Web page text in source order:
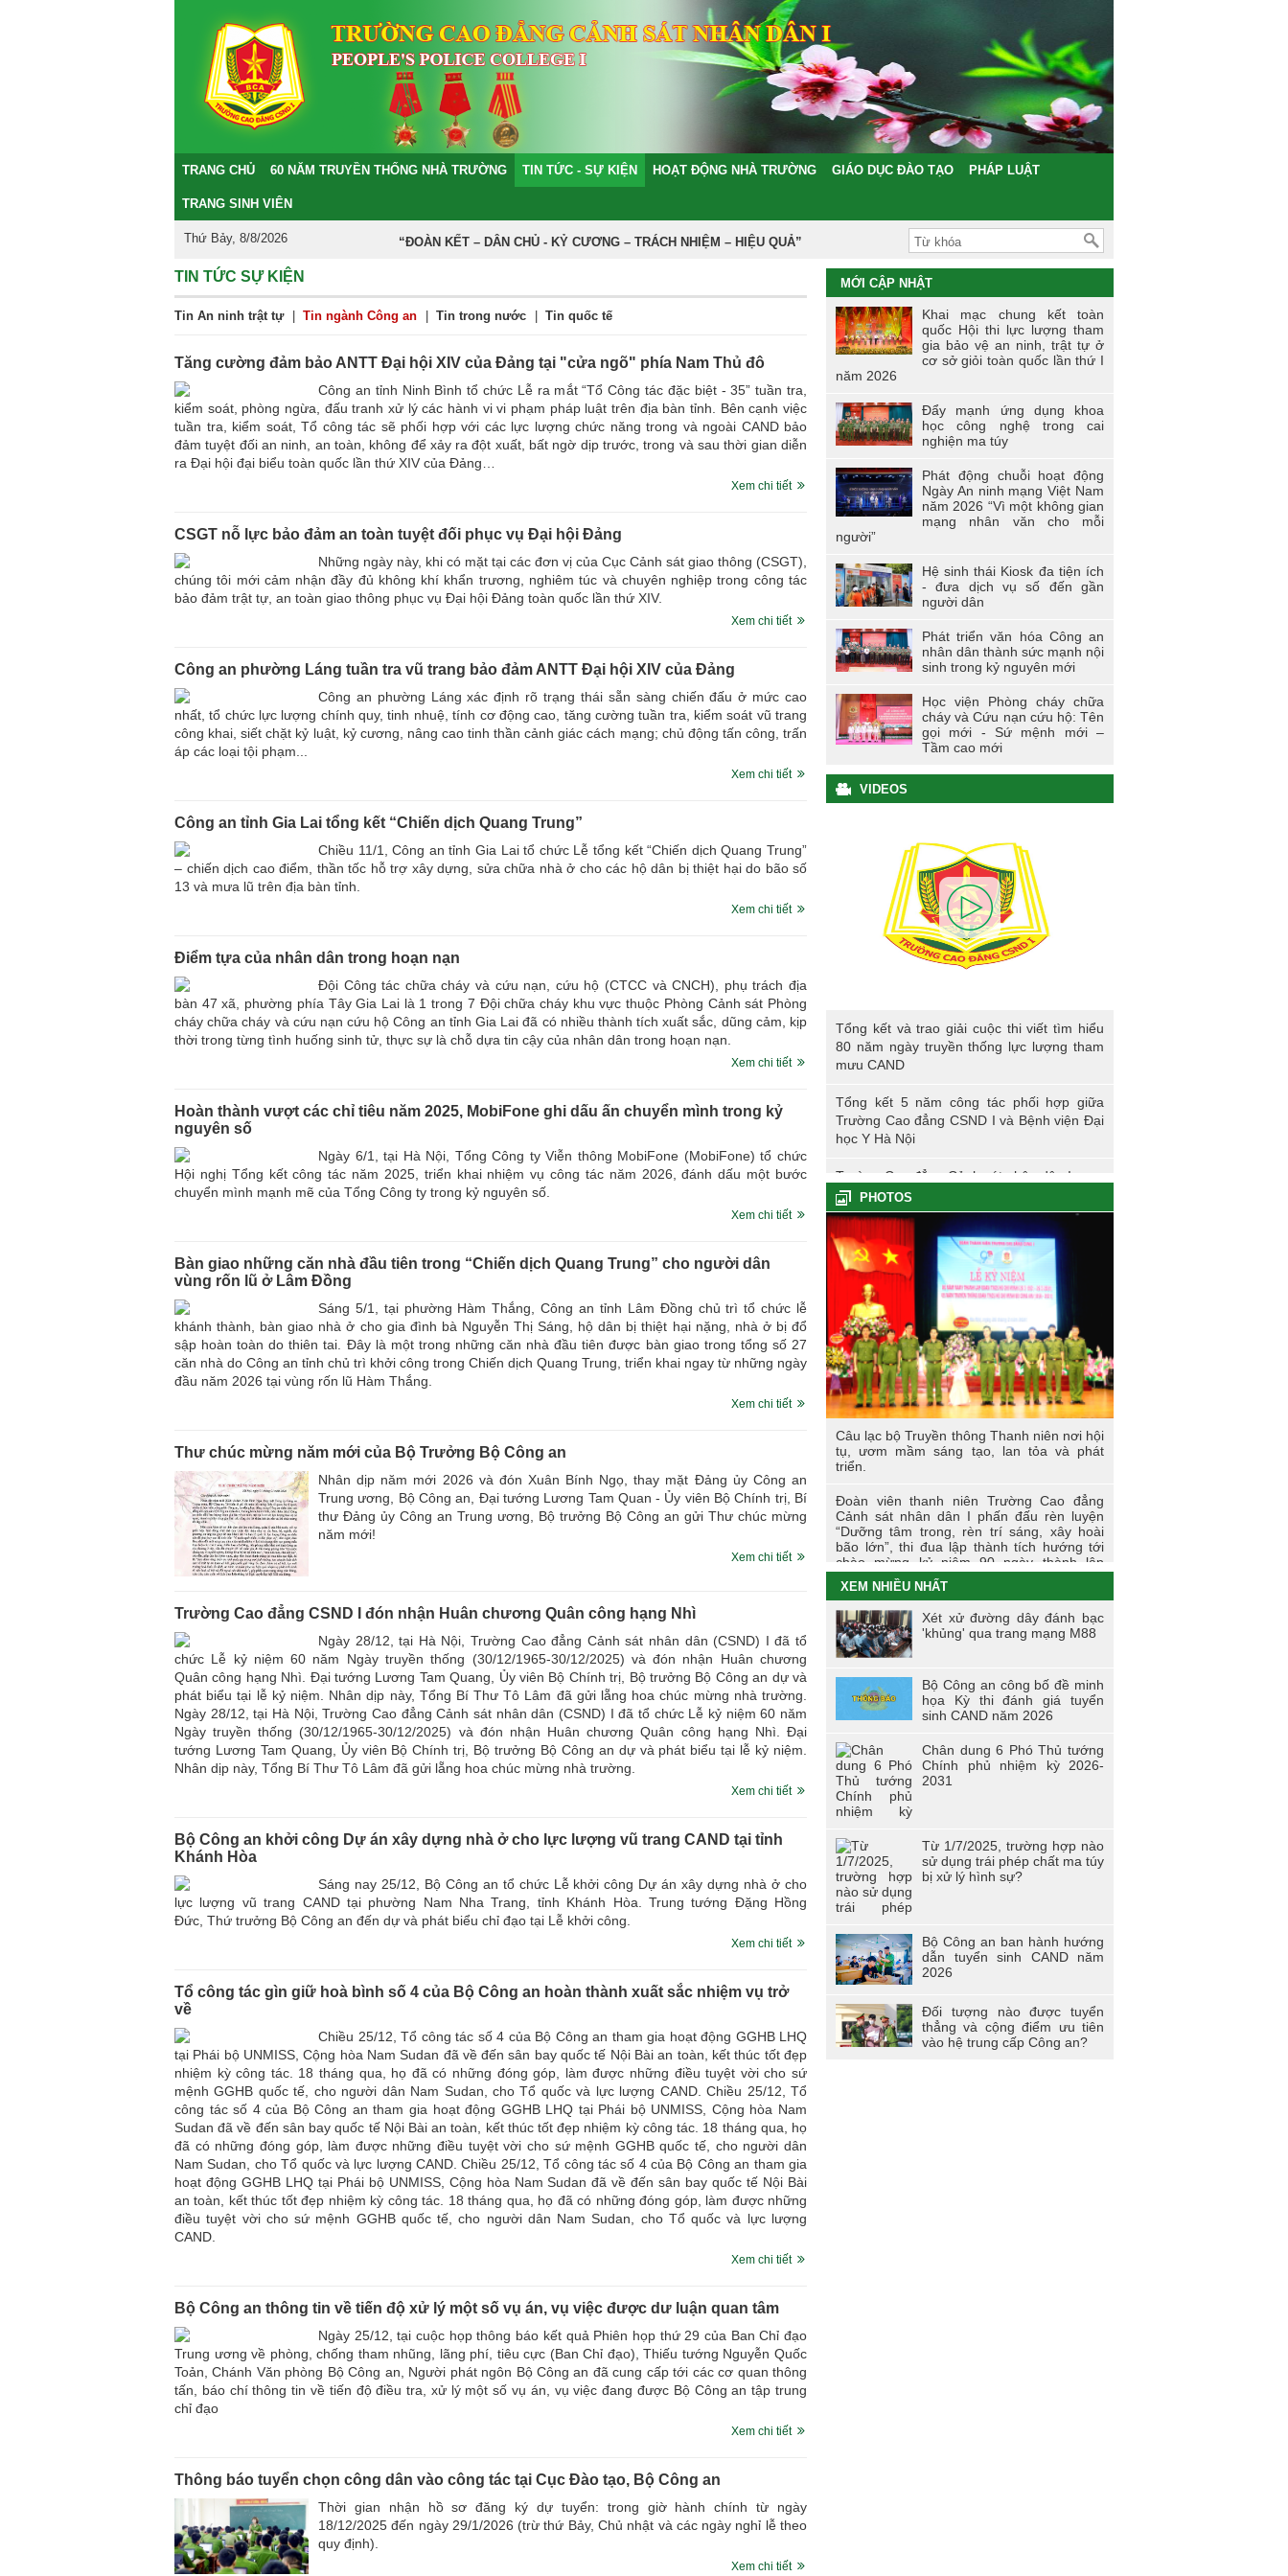
TRANG CHỦ 60 NĂM TRUYỀN THỐNG NHÀ TRƯỜNG TIN TỨC - SỰ KIỆN HOẠT ĐỘNG NHÀ TRƯỜNG GIÁO DỤC ĐÀO TẠO PHÁP LUẬT
TRANG SINH VIÊN
Thứ Bảy, 8/8/2026 “ĐOÀN KẾT – DÂN CHỦ - KỶ CƯƠNG – TRÁCH NHIỆM – HIỆU QUẢ”
TIN TỨC SỰ KIỆN
Tin An ninh trật tự Tin ngành Công an Tin trong nước Tin quốc tế
Tăng cường đảm bảo ANTT Đại hội XIV của Đảng tại "cửa ngõ" phía Nam Thủ đô
Công an tỉnh Ninh Bình tổ chức Lễ ra mắt “Tổ Công tác đặc biệt - 35” tuần tra,
kiểm soát, phòng ngừa, đấu tranh xử lý các hành vi vi phạm pháp luật trên địa bàn tỉnh. Bên cạnh việc
tuần tra, kiểm soát, Tổ công tác sẽ phối hợp với các lực lượng chức năng trong và ngoài CAND bảo
đảm tuyệt đối an ninh, an toàn, không để xảy ra đột xuất, bất ngờ dịp trước, trong và sau thời gian diễn
ra Đại hội đại biểu toàn quốc lần thứ XIV của Đảng…
Xem chi tiết
CSGT nỗ lực bảo đảm an toàn tuyệt đối phục vụ Đại hội Đảng
Những ngày này, khi có mặt tại các đơn vị của Cục Cảnh sát giao thông (CSGT),
chúng tôi mới cảm nhận đầy đủ không khí khẩn trương, nghiêm túc và chuyên nghiệp trong công tác
bảo đảm trật tự, an toàn giao thông phục vụ Đại hội Đảng toàn quốc lần thứ XIV.
Xem chi tiết
Công an phường Láng tuần tra vũ trang bảo đảm ANTT Đại hội XIV của Đảng
Công an phường Láng xác định rõ trạng thái sẵn sàng chiến đấu ở mức cao
nhất, tổ chức lực lượng chính quy, tinh nhuệ, tính cơ động cao, tăng cường tuần tra, kiểm soát vũ trang
công khai, siết chặt kỷ luật, kỷ cương, nâng cao tinh thần cảnh giác cách mạng; chủ động tấn công, trấn
áp các loại tội phạm...
Xem chi tiết
Công an tỉnh Gia Lai tổng kết “Chiến dịch Quang Trung”
Chiều 11/1, Công an tỉnh Gia Lai tổ chức Lễ tổng kết “Chiến dịch Quang Trung”
– chiến dịch cao điểm, thần tốc hỗ trợ xây dựng, sửa chữa nhà ở cho các hộ dân bị thiệt hại do bão số
13 và mưa lũ trên địa bàn tỉnh.
Xem chi tiết
Điểm tựa của nhân dân trong hoạn nạn
Đội Công tác chữa cháy và cứu nạn, cứu hộ (CTCC và CNCH), phụ trách địa
bàn 47 xã, phường phía Tây Gia Lai là 1 trong 7 Đội chữa cháy khu vực thuộc Phòng Cảnh sát Phòng
cháy chữa cháy và cứu nạn cứu hộ Công an tỉnh Gia Lai đã có nhiều thành tích xuất sắc, dũng cảm, kịp
thời trong từng tình huống sinh tử, thực sự là chỗ dựa tin cậy của nhân dân trong hoạn nạn.
Xem chi tiết
Hoàn thành vượt các chỉ tiêu năm 2025, MobiFone ghi dấu ấn chuyển mình trong kỷ
nguyên số
Ngày 6/1, tại Hà Nội, Tổng Công ty Viễn thông MobiFone (MobiFone) tổ chức
Hội nghị Tổng kết công tác năm 2025, triển khai nhiệm vụ công tác năm 2026, đánh dấu một bước
chuyển mình mạnh mẽ của Tổng Công ty trong kỷ nguyên số.
Xem chi tiết
Bàn giao những căn nhà đầu tiên trong “Chiến dịch Quang Trung” cho người dân
vùng rốn lũ ở Lâm Đồng
Sáng 5/1, tại phường Hàm Thắng, Công an tỉnh Lâm Đồng chủ trì tổ chức lễ
khánh thành, bàn giao nhà ở cho gia đình bà Nguyễn Thị Sáng, hộ dân bị thiệt hại nặng, nhà ở bị đổ
sập hoàn toàn do thiên tai. Đây là một trong những căn nhà đầu tiên được bàn giao trong tổng số 27
căn nhà do Công an tỉnh chủ trì khởi công trong Chiến dịch Quang Trung, triển khai ngay từ những ngày
đầu năm 2026 tại vùng rốn lũ Hàm Thắng.
Xem chi tiết
Thư chúc mừng năm mới của Bộ Trưởng Bộ Công an
Nhân dịp năm mới 2026 và đón Xuân Bính Ngọ, thay mặt Đảng ủy Công an
Trung ương, Bộ Công an, Đại tướng Lương Tam Quan - Ủy viên Bộ Chính trị, Bí
thư Đảng ủy Công an Trung ương, Bộ trưởng Bộ Công an gửi Thư chúc mừng
năm mới!
Xem chi tiết
Trường Cao đẳng CSND I đón nhận Huân chương Quân công hạng Nhì
Ngày 28/12, tại Hà Nội, Trường Cao đẳng Cảnh sát nhân dân (CSND) I đã tổ
chức Lễ kỷ niệm 60 năm Ngày truyền thống (30/12/1965-30/12/2025) và đón nhận Huân chương
Quân công hạng Nhì. Đại tướng Lương Tam Quang, Ủy viên Bộ Chính trị, Bộ trưởng Bộ Công an dự và
phát biểu tại lễ kỷ niệm. Nhân dịp này, Tổng Bí Thư Tô Lâm đã gửi lẵng hoa chúc mừng nhà trường.
Ngày 28/12, tại Hà Nội, Trường Cao đẳng Cảnh sát nhân dân (CSND) I đã tổ chức Lễ kỷ niệm 60 năm
Ngày truyền thống (30/12/1965-30/12/2025) và đón nhận Huân chương Quân công hạng Nhì. Đại
tướng Lương Tam Quang, Ủy viên Bộ Chính trị, Bộ trưởng Bộ Công an dự và phát biểu tại lễ kỷ niệm.
Nhân dịp này, Tổng Bí Thư Tô Lâm đã gửi lẵng hoa chúc mừng nhà trường.
Xem chi tiết
Bộ Công an khởi công Dự án xây dựng nhà ở cho lực lượng vũ trang CAND tại tỉnh
Khánh Hòa
Sáng nay 25/12, Bộ Công an tổ chức Lễ khởi công Dự án xây dựng nhà ở cho
lực lượng vũ trang CAND tại phường Nam Nha Trang, tỉnh Khánh Hòa. Trung tướng Đặng Hồng
Đức, Thứ trưởng Bộ Công an đến dự và phát biểu chỉ đạo tại Lễ khởi công.
Xem chi tiết
Tổ công tác gìn giữ hoà bình số 4 của Bộ Công an hoàn thành xuất sắc nhiệm vụ trở
về
Chiều 25/12, Tổ công tác số 4 của Bộ Công an tham gia hoạt động GGHB LHQ
tại Phái bộ UNMISS, Cộng hòa Nam Sudan đã về đến sân bay quốc tế Nội Bài an toàn, kết thúc tốt đẹp
nhiệm kỳ công tác. 18 tháng qua, họ đã có những đóng góp, làm được những điều tuyệt vời cho sứ
mệnh GGHB quốc tế, cho người dân Nam Sudan, cho Tổ quốc và lực lượng CAND. Chiều 25/12, Tổ
công tác số 4 của Bộ Công an tham gia hoạt động GGHB LHQ tại Phái bộ UNMISS, Cộng hòa Nam
Sudan đã về đến sân bay quốc tế Nội Bài an toàn, kết thúc tốt đẹp nhiệm kỳ công tác. 18 tháng qua, họ
đã có những đóng góp, làm được những điều tuyệt vời cho sứ mệnh GGHB quốc tế, cho người dân
Nam Sudan, cho Tổ quốc và lực lượng CAND. Chiều 25/12, Tổ công tác số 4 của Bộ Công an tham gia
hoạt động GGHB LHQ tại Phái bộ UNMISS, Cộng hòa Nam Sudan đã về đến sân bay quốc tế Nội Bài
an toàn, kết thúc tốt đẹp nhiệm kỳ công tác. 18 tháng qua, họ đã có những đóng góp, làm được những
điều tuyệt vời cho sứ mệnh GGHB quốc tế, cho người dân Nam Sudan, cho Tổ quốc và lực lượng
CAND.
Xem chi tiết
Bộ Công an thông tin về tiến độ xử lý một số vụ án, vụ việc được dư luận quan tâm
Ngày 25/12, tại cuộc họp thông báo kết quả Phiên họp thứ 29 của Ban Chỉ đạo
Trung ương về phòng, chống tham nhũng, lãng phí, tiêu cực (Ban Chỉ đạo), Thiếu tướng Nguyễn Quốc
Toản, Chánh Văn phòng Bộ Công an, Người phát ngôn Bộ Công an đã cung cấp tới các cơ quan thông
tấn, báo chí thông tin về tiến độ điều tra, xử lý một số vụ án, vụ việc đang được Bộ Công an tập trung
chỉ đạo
Xem chi tiết
Thông báo tuyển chọn công dân vào công tác tại Cục Đào tạo, Bộ Công an
Thời gian nhận hồ sơ đăng ký dự tuyển: trong giờ hành chính từ ngày
18/12/2025 đến ngày 29/1/2026 (trừ thứ Bảy, Chủ nhật và các ngày nghỉ lễ theo
quy định).
Xem chi tiết
MỚI CẬP NHẬT
Khai mạc chung kết toàn
quốc Hội thi lực lượng tham
gia bảo vệ an ninh, trật tự ở
cơ sở giỏi toàn quốc lần thứ I
năm 2026
Đẩy mạnh ứng dụng khoa
học công nghệ trong cai
nghiện ma túy
Phát động chuỗi hoạt động
Ngày An ninh mạng Việt Nam
năm 2026 “Vì một không gian
mạng nhân văn cho mỗi
người”
Hệ sinh thái Kiosk đa tiện ích
- đưa dịch vụ số đến gần
người dân
Phát triển văn hóa Công an
nhân dân thành sức mạnh nội
sinh trong kỷ nguyên mới
Học viện Phòng cháy chữa
cháy và Cứu nạn cứu hộ: Tên
gọi mới - Sứ mệnh mới –
Tầm cao mới
VIDEOS
năm ngày truyền thống lực lượng tham mưu
CAND
Tổng kết và trao giải cuộc thi viết tìm hiểu
80 năm ngày truyền thống lực lượng tham
mưu CAND
Tổng kết 5 năm công tác phối hợp giữa
Trường Cao đẳng CSND I và Bệnh viện Đại
học Y Hà Nội
Trường Cao đẳng Cảnh sát nhân dân I
Phóng sự nhập học khoá K61S
Tổng kết hoạt động thực tế đợt I - K60S
Các sự kiện tiêu biểu của Tuổi trẻ Nhà
trường năm học 2023-2024
TÔI LÀM CÔNG AN XÃ
Hoạt động thực tế chính trị của cán bộ, học
viên tại Hoà Bình
Hội thi tìm hiểu, sáng kiến về phòng, chống
tác hại của thuốc lá trong tuổi trẻ Trường
Cao đẳng Cảnh sát nhân dân I
Tuổi trẻ Trường Cao đẳng CSND I tích cực
triển khai đề án 06 của Chính phủ
PHOTOS
Câu lạc bộ Truyền thông Thanh niên nơi hội
tụ, ươm mầm sáng tạo, lan tỏa và phát
triển.
Đoàn viên thanh niên Trường Cao đẳng
Cảnh sát nhân dân I phấn đấu rèn luyện
“Dưỡng tâm trong, rèn trí sáng, xây hoài
bão lớn”, thi đua lập thành tích hướng tới
chào mừng kỷ niệm 90 ngày thành lập
Đoàn TNCS Hồ Chí Minh (26/3/1931 -
26/3/2021)
Những dấu ấn của tuổi trẻ Trường Cao
đẳng Cảnh sát nhân dân I trong Tháng
Thanh niên 2021
Chiến dịch tình nguyện mùa đông năm
2020 và Xuân biên cương năm 2021 trong
tuổi trẻ Trường Cao đẳng Cảnh sát nhân
Đoàn viên công đoàn trường Cao đẳng
CSND I đạt giải nhất toàn đoàn tại Hội thi
“Đoàn viên Công đoàn Tổng cục Chính trị
CAND học tập và làm theo tư tưởng, đạo
phía Bắc
Hội thi “Người chiến sĩ Cảnh sát thanh lịch,
tài năng” lần thứ 2 năm 2017.
XEM NHIỀU NHẤT
Xét xử đường dây đánh bạc
'khủng' qua trang mạng M88
Bộ Công an công bố đề minh
họa Kỳ thi đánh giá tuyển
sinh CAND năm 2026
Chân dung 6 Phó Thủ tướng
Chính phủ nhiệm kỳ 2026-
2031
Từ 1/7/2025, trường hợp nào
sử dụng trái phép chất ma túy
bị xử lý hình sự?
Bộ Công an ban hành hướng
dẫn tuyển sinh CAND năm
2026
Đối tượng nào được tuyển
thẳng và cộng điểm ưu tiên
vào hệ trung cấp Công an?